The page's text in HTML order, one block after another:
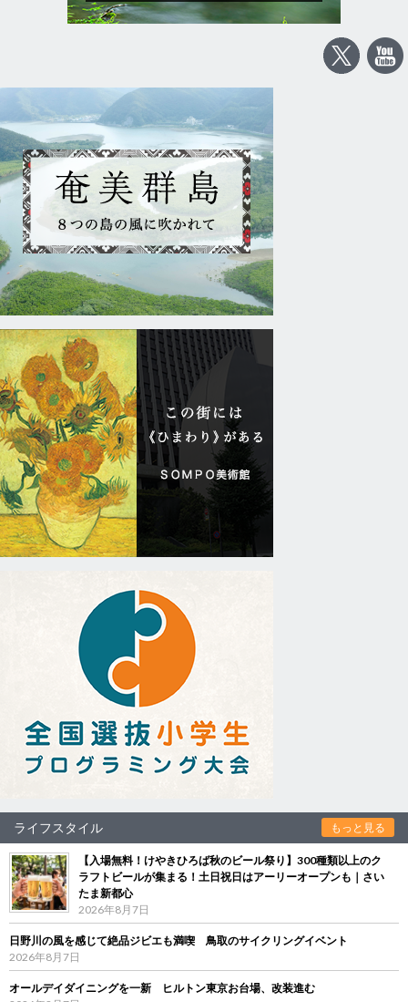
ライフスタイル もっと見る
【入場無料！けやきひろば秋のビール祭り】300種類以上のク
ラフトビールが集まる！土日祝日はアーリーオープンも｜さい
たま新都心
2026年8月7日
日野川の風を感じて絶品ジビエも満喫 鳥取のサイクリングイベント
2026年8月7日
オールデイダイニングを一新 ヒルトン東京お台場、改装進む